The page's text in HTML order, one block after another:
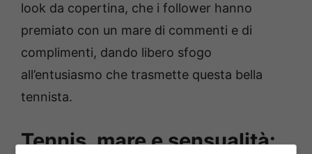
look da copertina, che i follower hanno
premiato con un mare di commenti e di
complimenti, dando libero sfogo
all’entusiasmo che trasmette questa bella
tennista.
Tennis, mare e sensualità: